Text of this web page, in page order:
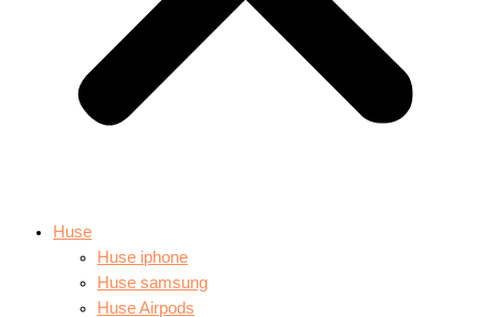
Huse
Huse iphone
Huse samsung
Huse Airpods